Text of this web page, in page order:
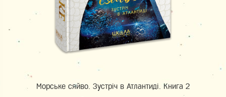
Морське сяйво. Зустріч в Атлантиді. Книга 2